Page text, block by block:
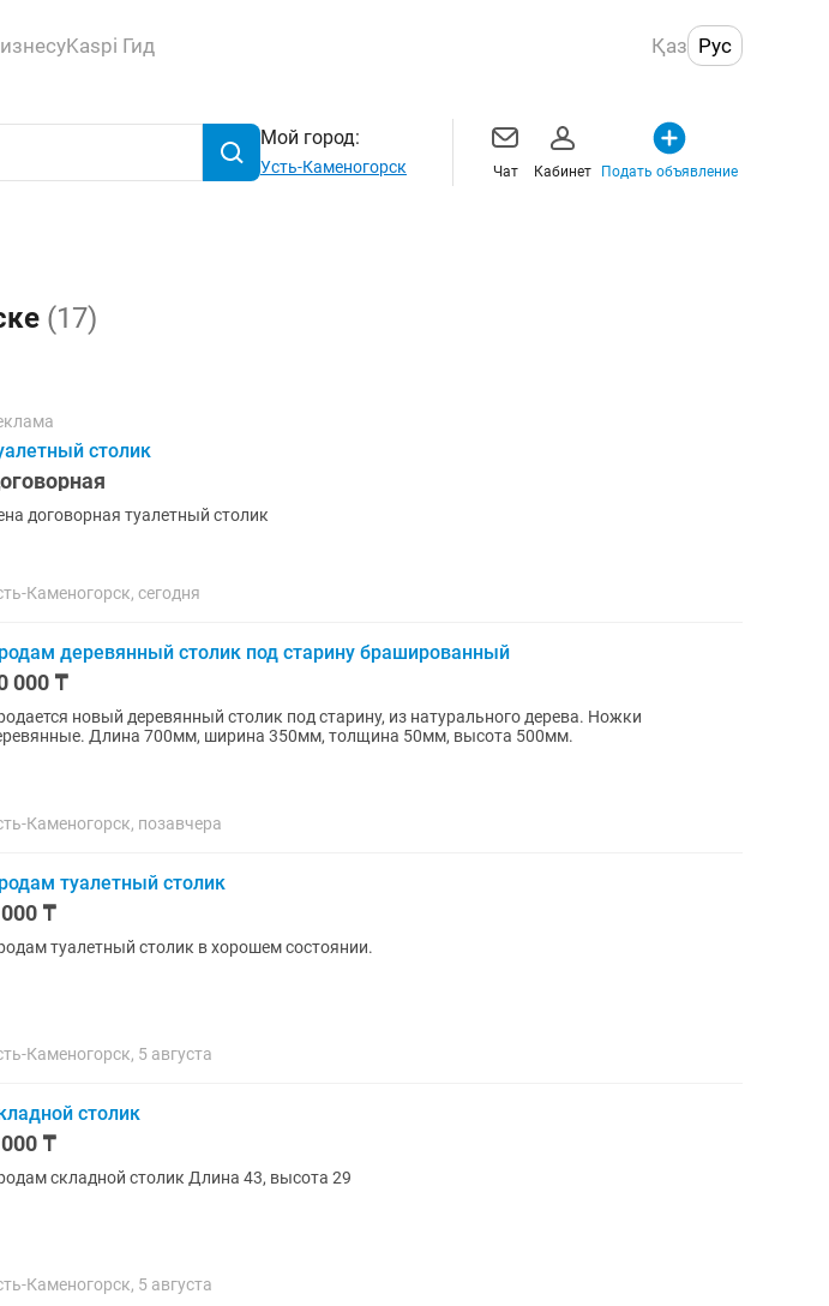
Kaspi Гид Қаз Рус
Мой город:
Усть-Каменогорск Чат Кабинет Подать объявление
(17)
столик
договорная туалетный столик
Каменогорск, сегодня
деревянный столик под старину брашированный
000 ₸
новый деревянный столик под старину, из натурального дерева. Ножки
деревянные. Длина 700мм, ширина 350мм, толщина 50мм, высота 500мм.
Каменогорск, позавчера
туалетный столик
₸
туалетный столик в хорошем состоянии.
Каменогорск, 5 августа
столик
₸
складной столик Длина 43, высота 29
Каменогорск, 5 августа